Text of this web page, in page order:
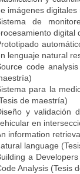
imágenes
de
digital
lenguaje natural
code
para la
de maestría)
y validación
en
information
language
a
Analysis (Tesis